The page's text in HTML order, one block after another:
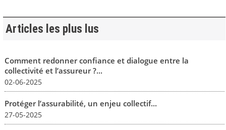
Articles les plus lus
Comment redonner confiance et dialogue entre la
collectivité et l’assureur ?...
02-06-2025
Protéger l’assurabilité, un enjeu collectif...
27-05-2025